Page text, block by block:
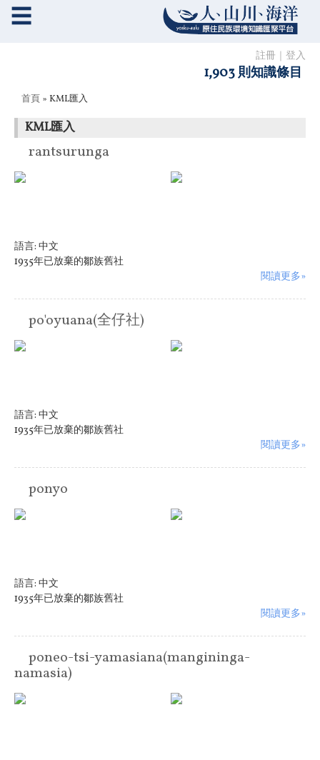
註冊 登入
1,903 則知識條目
☰
您在這裡
首頁 » KML匯入
KML匯入
rantsurunga
語言: 中文
1935年已放棄的鄒族舊社
閱讀更多»
po'oyuana(全仔社)
語言: 中文
1935年已放棄的鄒族舊社
閱讀更多»
ponyo
語言: 中文
1935年已放棄的鄒族舊社
閱讀更多»
poneo-tsi-yamasiana(mangininga-
namasia)